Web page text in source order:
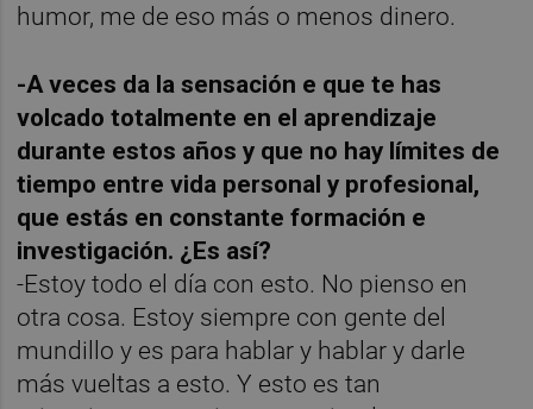
humor, me de eso más o menos dinero.
-A veces da la sensación e que te has
volcado totalmente en el aprendizaje
durante estos años y que no hay límites de
tiempo entre vida personal y profesional,
que estás en constante formación e
investigación. ¿Es así?
-Estoy todo el día con esto. No pienso en
otra cosa. Estoy siempre con gente del
mundillo y es para hablar y hablar y darle
más vueltas a esto. Y esto es tan